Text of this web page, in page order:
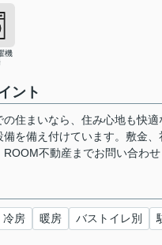
機
ント
の住まいなら、住み心地も快
備を備え付けています。敷金
ROOM不動産までお問い合わ
冷房 暖房 バストイレ別